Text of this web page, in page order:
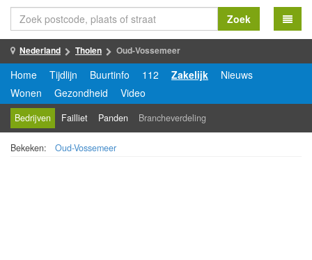
Zoek
Nederland Tholen Oud-Vossemeer
Home Tijdlijn Buurtinfo 112 Zakelijk
Nieuws
Wonen
Gezondheid Video
Bedrijven Failliet Panden Brancheverdeling
Bekeken: Oud-Vossemeer